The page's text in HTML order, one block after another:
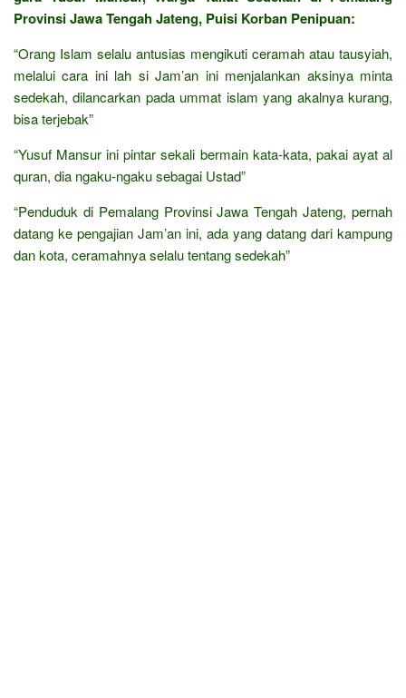
Provinsi Jawa Tengah Jateng, Puisi Korban Penipuan:
“Orang Islam selalu antusias mengikuti ceramah atau tausyiah,
melalui cara ini lah si Jam’an ini menjalankan aksinya minta
sedekah, dilancarkan pada ummat islam yang akalnya kurang,
bisa terjebak”
“Yusuf Mansur ini pintar sekali bermain kata-kata, pakai ayat al
quran, dia ngaku-ngaku sebagai Ustad”
“Penduduk di Pemalang Provinsi Jawa Tengah Jateng, pernah
datang ke pengajian Jam’an ini, ada yang datang dari kampung
dan kota, ceramahnya selalu tentang sedekah”